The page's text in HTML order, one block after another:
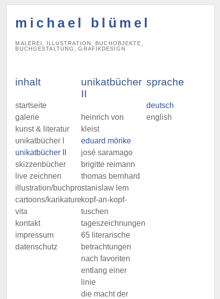
michael blümel
MALEREI, ILLUSTRATION, BUCHOBJEKTE,
BUCHGESTALTUNG, GRAFIKDESIGN
inhalt
startseite
galerie
kunst & literatur
unikatbücher I
unikatbücher II
skizzenbücher
live zeichnen
illustration/buchprojekte
cartoons/karikaturen
vita
kontakt
impressum
datenschutz
unikatbücher
II
heinrich von
kleist
eduard mörike
josé saramago
brigitte reimann
thomas bernhard
stanislaw lem
kopf-an-kopf-
tuschen
tageszeichnungen
65 literarische
betrachtungen
nach favoriten
entlang einer
linie
die macht der
sprache
deutsch
english